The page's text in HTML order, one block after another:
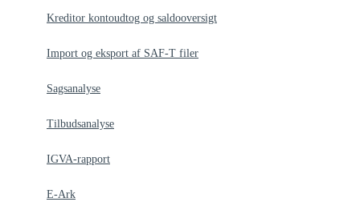
Kreditor kontoudtog og saldooversigt
Import og eksport af SAF-T filer
Sagsanalyse
Tilbudsanalyse
IGVA-rapport
E-Ark